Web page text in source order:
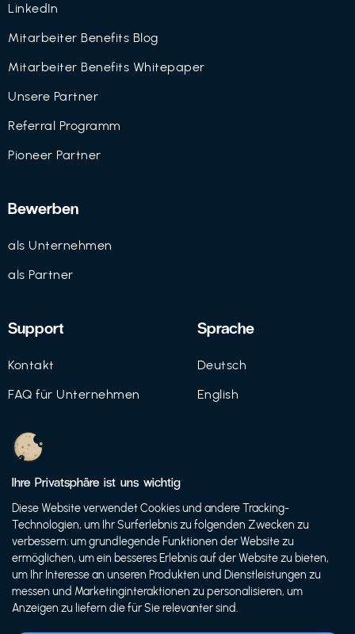
LinkedIn
Mitarbeiter Benefits Blog
Mitarbeiter Benefits Whitepaper
Unsere Partner
Referral Programm
Pioneer Partner
Bewerben
als Unternehmen
als Partner
Support
Kontakt
FAQ für Unternehmen
Datenschutz
Nutzungsbedingungen
Sprache
Deutsch
English
© 2021 FutureBens GmbH
Ihre Privatsphäre ist uns wichtig
Diese Website verwendet Cookies und andere Tracking-
Technologien, um Ihr Surferlebnis zu folgenden Zwecken zu
verbessern: um grundlegende Funktionen der Website zu
ermöglichen, um ein besseres Erlebnis auf der Website zu bieten,
um Ihr Interesse an unseren Produkten und Dienstleistungen zu
messen und Marketinginteraktionen zu personalisieren, um
Anzeigen zu liefern die für Sie relevanter sind.